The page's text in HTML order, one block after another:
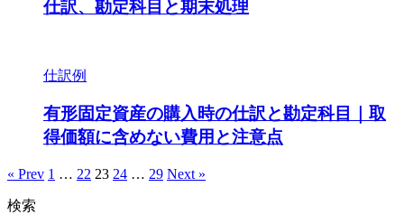
仕訳、勘定科目と期末処理
仕訳例
有形固定資産の購入時の仕訳と勘定科目｜取
得価額に含めない費用と注意点
« Prev 1 … 22 23 24 … 29 Next »
検索